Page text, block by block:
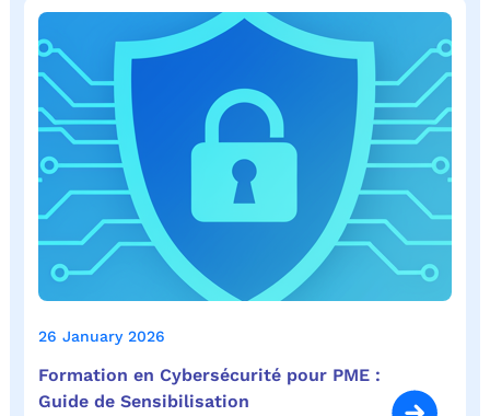
26 January 2026
Formation en Cybersécurité pour PME :
Guide de Sensibilisation